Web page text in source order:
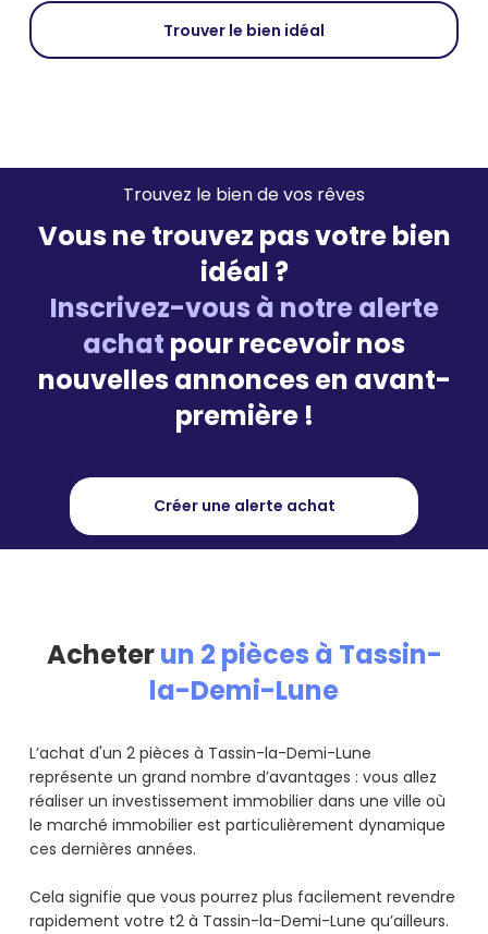
Trouver le bien idéal
Trouvez le bien de vos rêves
Vous ne trouvez pas votre bien
idéal ?
Inscrivez-vous à notre alerte
achat pour recevoir nos
nouvelles annonces en avant-
première !
Créer une alerte achat
Acheterun 2 pièces à Tassin-
la-Demi-Lune
L’achat d'un 2 pièces à Tassin-la-Demi-Lune
représente un grand nombre d’avantages : vous allez
réaliser un investissement immobilier dans une ville où
le marché immobilier est particulièrement dynamique
ces dernières années.
Cela signifie que vous pourrez plus facilement revendre
rapidement votre t2 à Tassin-la-Demi-Lune qu’ailleurs.